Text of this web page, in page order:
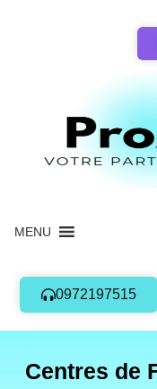
MENU
0972197515
Centres de